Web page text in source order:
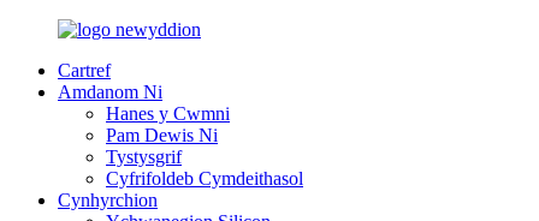
Cartref
Amdanom Ni
Hanes y Cwmni
Pam Dewis Ni
Tystysgrif
Cyfrifoldeb Cymdeithasol
Cynhyrchion